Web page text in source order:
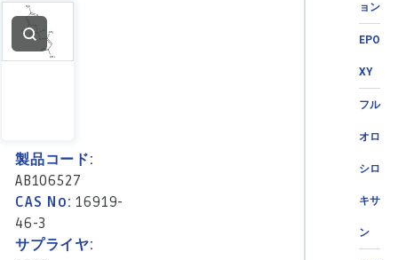
ョン
EPO
XY
フル
オロ
シロ
キサ
ン
製品コード:
AB106527
CAS No:16919-
46-3
サプライヤ: